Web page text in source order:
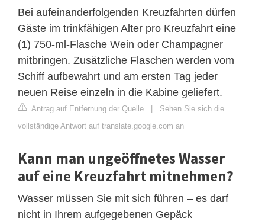
Bei aufeinanderfolgenden Kreuzfahrten dürfen
Gäste im trinkfähigen Alter pro Kreuzfahrt eine
(1) 750-ml-Flasche Wein oder Champagner
mitbringen. Zusätzliche Flaschen werden vom
Schiff aufbewahrt und am ersten Tag jeder
neuen Reise einzeln in die Kabine geliefert.
Antrag auf Entfernung der Quelle | Sehen Sie sich die
vollständige Antwort auf translate.google.com an
Kann man ungeöffnetes Wasser
auf eine Kreuzfahrt mitnehmen?
Wasser müssen Sie mit sich führen – es darf
nicht in Ihrem aufgegebenen Gepäck